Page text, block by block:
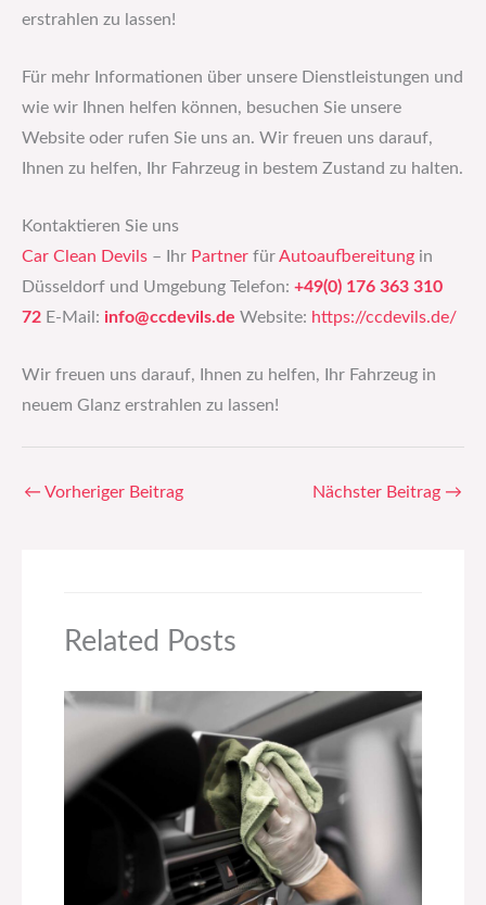
erstrahlen zu lassen!
Für mehr Informationen über unsere Dienstleistungen und
wie wir Ihnen helfen können, besuchen Sie unsere
Website oder rufen Sie uns an. Wir freuen uns darauf,
Ihnen zu helfen, Ihr Fahrzeug in bestem Zustand zu halten.
Kontaktieren Sie uns
Car Clean Devils – Ihr Partner für Autoaufbereitung in
Düsseldorf und Umgebung Telefon: +49(0) 176 363 310
72 E-Mail: info@ccdevils.de Website: https://ccdevils.de/
Wir freuen uns darauf, Ihnen zu helfen, Ihr Fahrzeug in
neuem Glanz erstrahlen zu lassen!
← Vorheriger Beitrag Nächster Beitrag →
Related Posts